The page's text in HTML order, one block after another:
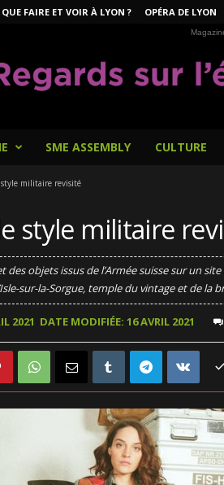
QUE FAIRE ET VOIR À LYON ? OPÉRA DE LYON
SME ASSEMBLY CULTURE
militaire revisité
style militaire
objets issus de l’Armée suisse sur un
sur-la-Sorgue, temple du vintage et de la
2021 DATE MODIFIÉE: 16 AVRIL 2021